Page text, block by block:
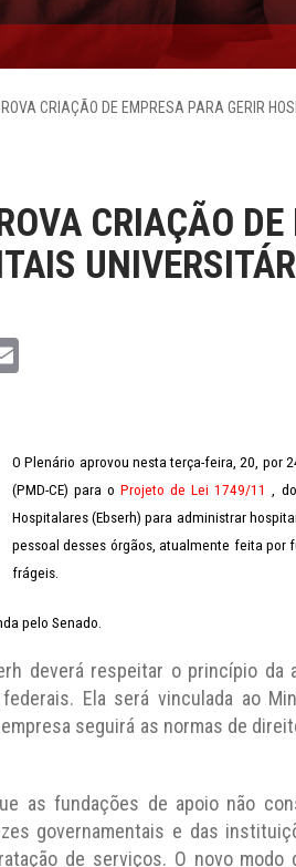
CRIAÇÃO DE EMPRESA PARA GERIR
CRIAÇÃO
O Plenário aprovou nesta terça-feira, 20, por
(PMD-CE) para oProjeto de Lei 1749/11 ,
Hospitalares (Ebserh) para administrar
pessoal desses órgãos, atualmente feita por
frágeis.
pelo Senado.
deverá respeitar o princípio da
Ela será vinculada ao
seguirá as normas de
as fundações de apoio não
governamentais e das
de serviços. O novo